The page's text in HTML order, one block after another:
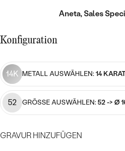
LUXURIÖSE
NACH EDELSTEIN
MIT DIAMANT
MIT MOISSANIT
MIT FARBIGEN
MIT SCHWARZEN
GOLD
SILBER
PLATIN
MIT DIAMANT
MIT EDELSTEIN
PERLENOHRRINGE
NACH PREIS
PREISWERTE
LUXURIÖSE
MIT TIEREN
NACH EDELSTEIN
MIT DIAMANT
MIT EDELSTEIN
PERLENKETTEN
NACH EDELSTEIN
PERLENRINGE
NACH PREIS
PREISWERTE
Aneta, Sales
Konfiguration
14K METALL AUSWÄHLEN:14
52 GRÖSSE AUSWÄHLEN:52 -> Ø
GRAVUR HINZUFÜGEN